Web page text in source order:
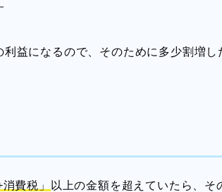
益になるので、 そのために多少割増し
費税」 以上の金額を超えていたら、そ